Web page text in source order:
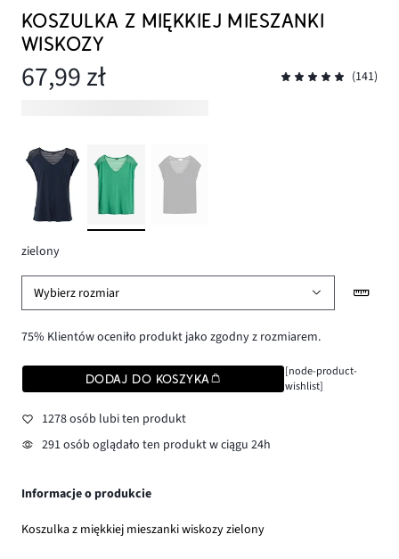
KOSZULKA Z MIĘKKIEJ MIESZANKI
WISKOZY
67,99 zł (141)
zielony
Wybierz rozmiar
75% Klientów oceniło produkt jako zgodny z rozmiarem.
DODAJ DO KOSZYKA
[node-product-
wishlist]
1278 osób lubi ten produkt
291 osób oglądało ten produkt w ciągu 24h
Informacje o produkcie
Koszulka z miękkiej mieszanki wiskozy zielony